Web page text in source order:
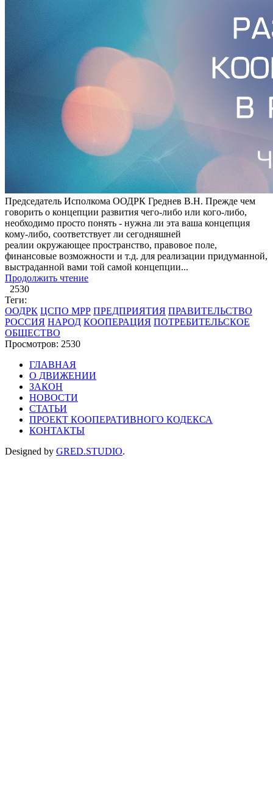
Председатель Исполкома ООДРК Греднев В.Н. Прежде чем
говорить о концепции развития чего-либо или кого-либо,
необходимо просто понять - нужна ли эта ваша концепция
кому-либо, соответствует ли сегодняшней
реалии окружающее пространство, правовое поле,
финансовые возможности и т.д. для реализации придуманной,
выстраданной вами той самой концепции...
Продолжить чтение
2530
Теги:
ООДРК ЦСПО МРР ПРЕДПРИЯТИЯ ПРАВИТЕЛЬСТВО
РОССИЯ НАРОД КООПЕРАЦИЯ ПОТРЕБИТЕЛЬСКОЕ
ОБЩЕСТВО
Просмотров: 2530
ГЛАВНАЯ
О ДВИЖЕНИИ
ЗАКОН
НОВОСТИ
СТАТЬИ
ПРОЕКТ КООПЕРАТИВНОГО КОДЕКСА
КОНТАКТЫ
Designed by GRED.STUDIO.